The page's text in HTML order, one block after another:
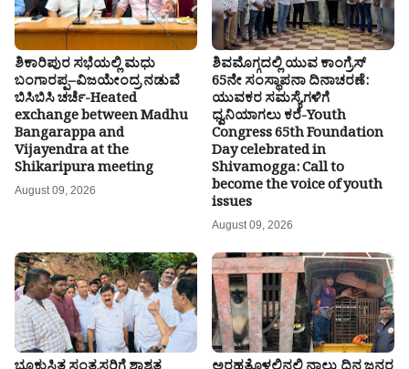
ಶಿಕಾರಿಪುರ ಸಭೆಯಲ್ಲಿ ಮಧು
ಬಂಗಾರಪ್ಪ–ವಿಜಯೇಂದ್ರ ನಡುವೆ
ಬಿಸಿಬಿಸಿ ಚರ್ಚೆ-Heated
exchange between Madhu
Bangarappa and
Vijayendra at the
Shikaripura meeting
August 09, 2026
ಶಿವಮೊಗ್ಗದಲ್ಲಿ ಯುವ ಕಾಂಗ್ರೆಸ್
65ನೇ ಸಂಸ್ಥಾಪನಾ ದಿನಾಚರಣೆ:
ಯುವಕರ ಸಮಸ್ಯೆಗಳಿಗೆ
ಧ್ವನಿಯಾಗಲು ಕರೆ-Youth
Congress 65th Foundation
Day celebrated in
Shivamogga: Call to
become the voice of youth
issues
August 09, 2026